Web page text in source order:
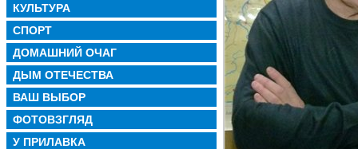
КУЛЬТУРА
СПОРТ
ДОМАШНИЙ ОЧАГ
ДЫМ ОТЕЧЕСТВА
ВАШ ВЫБОР
ФОТОВЗГЛЯД
У ПРИЛАВКА